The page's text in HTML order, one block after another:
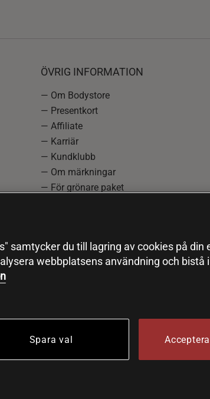
ÖVRIG INFORMATION
— Om Bodystore
— Presentkort
— Affiliate
— Karriär
— Kundklubb
— Om märkningar
— För grönare paket
samtycker du till lagring av cookies på din
webbplatsens användning och bistå
Spara val